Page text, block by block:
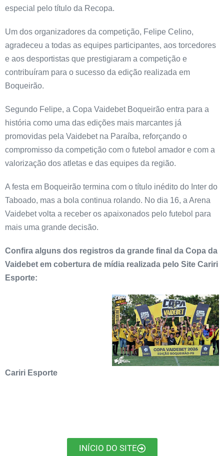
especial pelo título da Recopa.
Um dos organizadores da competição, Felipe Celino,
agradeceu a todas as equipes participantes, aos torcedores
e aos desportistas que prestigiaram a competição e
contribuíram para o sucesso da edição realizada em
Boqueirão.
Segundo Felipe, a Copa Vaidebet Boqueirão entra para a
história como uma das edições mais marcantes já
promovidas pela Vaidebet na Paraíba, reforçando o
compromisso da competição com o futebol amador e com a
valorização dos atletas e das equipes da região.
A festa em Boqueirão termina com o título inédito do Inter do
Taboado, mas a bola continua rolando. No dia 16, a Arena
Vaidebet volta a receber os apaixonados pelo futebol para
mais uma grande decisão.
Confira alguns dos registros da grande final da Copa da
Vaidebet em cobertura de mídia realizada pelo Site Cariri
Esporte:
Cariri Esporte
INÍCIO DO SITE